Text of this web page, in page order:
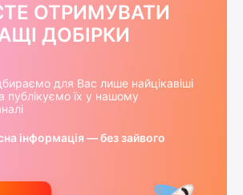
ОТРИМУВАТИ
ДОБІРКИ
для Вас лише найцікавіші
публікуємо їх у нашому
інформація — без зайвого